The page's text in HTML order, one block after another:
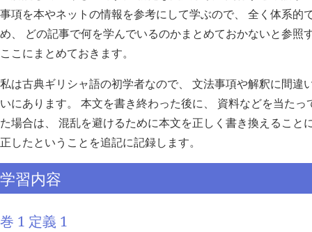
事項を本やネットの情報を参考にして学ぶので、 全く体系的
め、 どの記事で何を学んでいるのかまとめておかないと参照
ここにまとめておきます。
私は古典ギリシャ語の初学者なので、 文法事項や解釈に間違
いにあります。 本文を書き終わった後に、 資料などを当た
た場合は、 混乱を避けるために本文を正しく書き換えること
正したということを追記に記録します。
学習内容
巻 1 定義 1